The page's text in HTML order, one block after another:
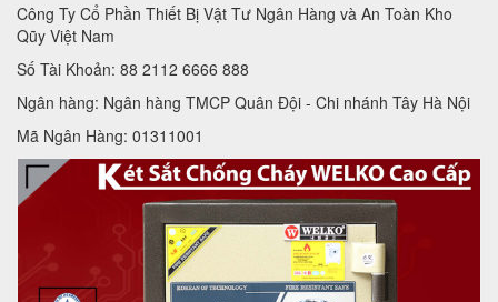
Công Ty Cổ Phần Thiết Bị Vật Tư Ngân Hàng và An Toàn Kho
Qũy Việt Nam
Số Tài Khoản: 88 2112 6666 888
Ngân hàng: Ngân hàng TMCP Quân Đội - Chi nhánh Tây Hà Nội
Mã Ngân Hàng: 01311001